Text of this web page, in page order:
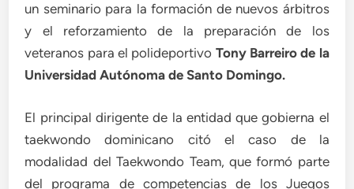
un seminario para la formación de nuevos árbitros
y el reforzamiento de la preparación de los
veteranos para el polideportivo Tony Barreiro de la
Universidad Autónoma de Santo Domingo.
El principal dirigente de la entidad que gobierna el
taekwondo dominicano citó el caso de la
modalidad del Taekwondo Team, que formó parte
del programa de competencias de los Juegos